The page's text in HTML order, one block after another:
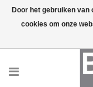
Door het gebruiken van
cookies om onze